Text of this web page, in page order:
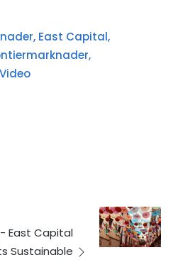
East Capital,
Video
East Capital
Sustainable